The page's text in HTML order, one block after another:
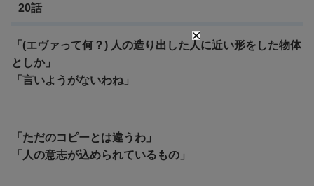
20話
「(エヴァって何？) 人の造り出した人に近い形をした物体
としか」
「言いようがないわね」
「ただのコピーとは違うわ」
「人の意志が込められているもの」